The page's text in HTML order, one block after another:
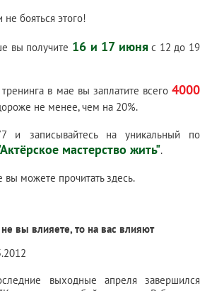
бояться этого!
вы получите 16 и 17 июняс 12 до 19
в мае вы заплатите всего 4000
не менее, чем на 20%.
и записывайтесь на уникальный по
мастерство жить".
вы можете прочитатьздесь.
вы влияете, то на вас влияют
выходные апреля завершился